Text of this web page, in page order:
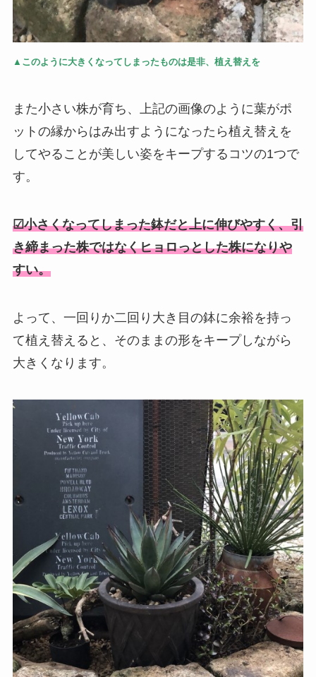
▲このように大きくなってしまったものは是非、植え替えを
また小さい株が育ち、上記の画像のように葉がポ
ットの縁からはみ出すようになったら植え替えを
してやることが美しい姿をキープするコツの1つで
す。
☑小さくなってしまった鉢だと上に伸びやすく、引
き締まった株ではなくヒョロっとした株になりや
すい。
よって、一回りか二回り大き目の鉢に余裕を持っ
て植え替えると、そのままの形をキープしながら
大きくなります。